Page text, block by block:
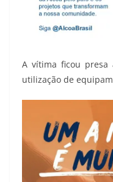
A vítima ficou presa
utilização de